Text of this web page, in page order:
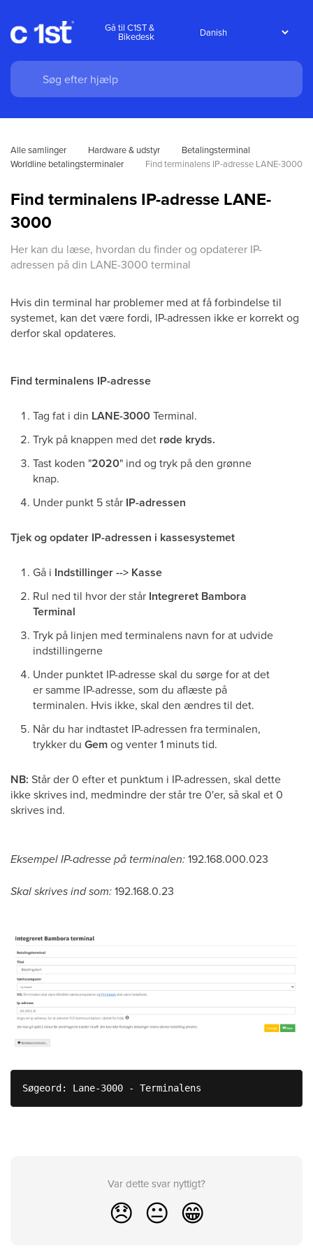
Gå til C1ST &
Bikedesk
Alle samlinger Hardware & udstyr
Betalingsterminal
Worldline betalingsterminaler
Find terminalens IP-adresse LANE-3000
Find terminalens IP-adresse LANE-
3000
Her kan du læse, hvordan du finder og opdaterer IP-
adressen på din LANE-3000 terminal
Hvis din terminal har problemer med at få forbindelse til
systemet, kan det være fordi, IP-adressen ikke er korrekt og
derfor skal opdateres.
Find terminalens IP-adresse
Tag fat i din LANE-3000Terminal.
Tryk på knappen med det røde kryds.
Tast koden "2020" ind og tryk på den grønne
knap.
Under punkt 5 står IP-adressen
Tjek og opdater IP-adressen i kassesystemet
Gå i Indstillinger --> Kasse
Rul ned til hvor der står Integreret Bambora
Terminal
Tryk på linjen med terminalens navn for at udvide
indstillingerne
Under punktet IP-adresse skal du sørge for at det
er samme IP-adresse, som du aflæste på
terminalen. Hvis ikke, skal den ændres til det.
Når du har indtastet IP-adressen fra terminalen,
trykker du Gemog venter 1 minuts tid.
NB: Står der 0 efter et punktum i IP-adressen, skal dette
ikke skrives ind, medmindre der står tre 0'er, så skal et 0
skrives ind.
Eksempel IP-adresse på terminalen:192.168.000.023
Skal skrives ind som:192.168.0.23
Søgeord: Lane-3000 - Terminalens
Var dette svar nyttigt?
😞 😐 😁